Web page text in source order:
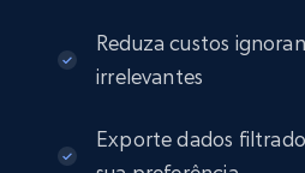
Seller reviews, Breadcrumbs,
more.
eCommerce
Reduza custos
irrelevantes
Exporte dados